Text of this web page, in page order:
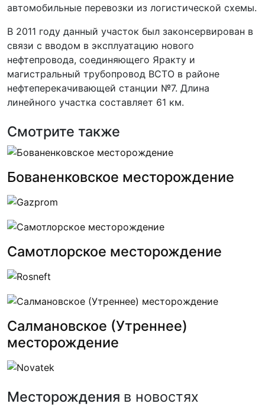
автомобильные перевозки из логистической схемы.
В 2011 году данный участок был законсервирован в
связи с вводом в эксплуатацию нового
нефтепровода, соединяющего Яракту и
магистральный трубопровод ВСТО в районе
нефтеперекачивающей станции №7. Длина
линейного участка составляет 61 км.
Смотрите также
Бованенковское месторождение
Самотлорское месторождение
Салмановское (Утреннее)
месторождение
Месторождения в новостях